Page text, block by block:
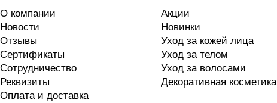
Акции
Новинки
Уход за кожей лица
Уход за телом
Уход за волосами
Декоративная косметика
О компании
Новости
Отзывы
Сертификаты
Сотрудничество
Реквизиты
Оплата и доставка